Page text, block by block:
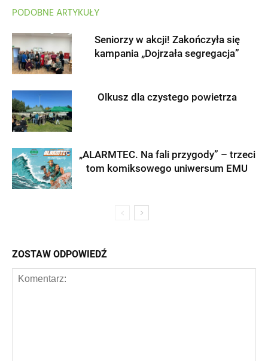
PODOBNE ARTYKUŁY
Seniorzy w akcji! Zakończyła się
kampania „Dojrzała segregacja”
Olkusz dla czystego powietrza
„ALARMTEC. Na fali przygody” – trzeci
tom komiksowego uniwersum EMU
ZOSTAW ODPOWIEDŹ